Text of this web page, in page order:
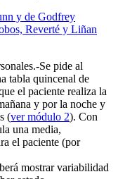
y de Godfrey
Reverté y Liñan
Se pide al
tabla quincenal de
el paciente realiza la
y por la noche y
(ver módulo 2). Con
una media,
el paciente (por
mostrar variabilidad